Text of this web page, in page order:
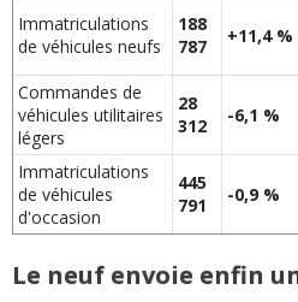
Immatriculations
de véhicules neufs
188
787
+11,4 %
Commandes de
véhicules utilitaires
légers
28
312
-6,1 %
Immatriculations
de véhicules
d'occasion
445
791
-0,9 %
Le neuf envoie enfin